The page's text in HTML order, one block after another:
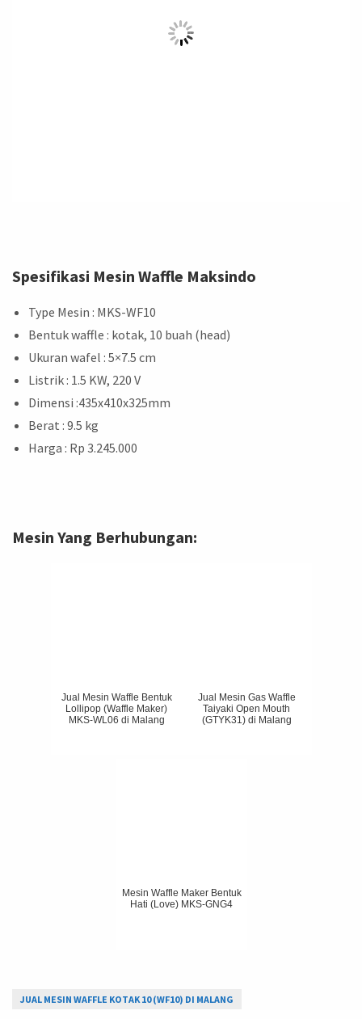
Spesifikasi Mesin Waffle Maksindo
Type Mesin : MKS-WF10
Bentuk waffle : kotak, 10 buah (head)
Ukuran wafel : 5×7.5 cm
Listrik : 1.5 KW, 220 V
Dimensi :435x410x325mm
Berat : 9.5 kg
Harga : Rp 3.245.000
Mesin Yang Berhubungan:
Jual Mesin Waffle Bentuk
Lollipop (Waffle Maker)
MKS-WL06 di Malang
Jual Mesin Gas Waffle
Taiyaki Open Mouth
(GTYK31) di Malang
Mesin Waffle Maker Bentuk
Hati (Love) MKS-GNG4
JUAL MESIN WAFFLE KOTAK 10 (WF10) DI MALANG